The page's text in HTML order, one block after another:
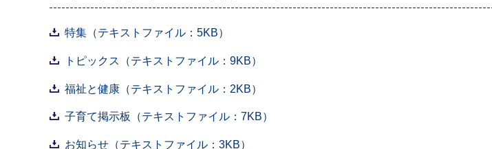
特集（テキストファイル：5KB）
トピックス（テキストファイル：9KB）
福祉と健康（テキストファイル：2KB）
子育て掲示板（テキストファイル：7KB）
お知らせ（テキストファイル：3KB）